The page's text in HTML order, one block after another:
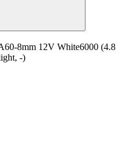
8mm 12V White6000 (4.8
-)